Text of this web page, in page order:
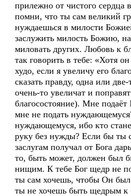
прилежно от чистого сердца
помни, что ты сам великий
нуждаешься в милости
заслужить милость Божию,
миловать других. Любовь к
так говорить в тебе: «Хотя
худо, если я увеличу его
сказать правду, одна или
очень-то увеличат и
благосостояние). Мне подаёт
мне не подать
нуждающемуся, ибо кто
руку без нужды? Если бы ты
заслугам получал от Бога
то, быть может, должен был
нищим. К тебе Бог щедр не
ты сам хочешь, чтобы Он
ты не хочешь быть щедрым к